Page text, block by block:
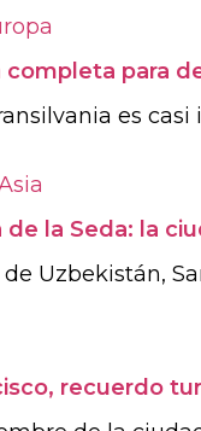
completa para
es
de la Seda: la
Uzbekistán,
recuerdo